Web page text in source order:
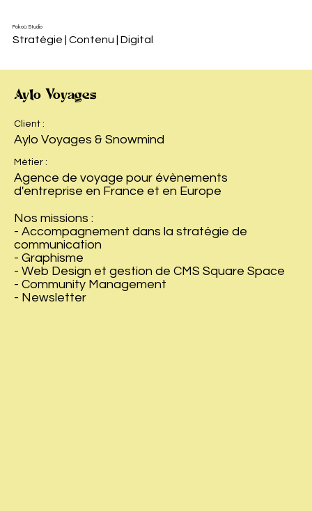
Pokoù Studio
Stratégie | Contenu | Digital
Aylo Voyages
Client :
Aylo Voyages & Snowmind
Métier :
Agence de voyage pour évènements
d'entreprise en France et en Europe
Nos missions :
- Accompagnement dans la stratégie de
communication
- Graphisme
- Web Design et gestion de CMS Square Space
- Community Management
- Newsletter